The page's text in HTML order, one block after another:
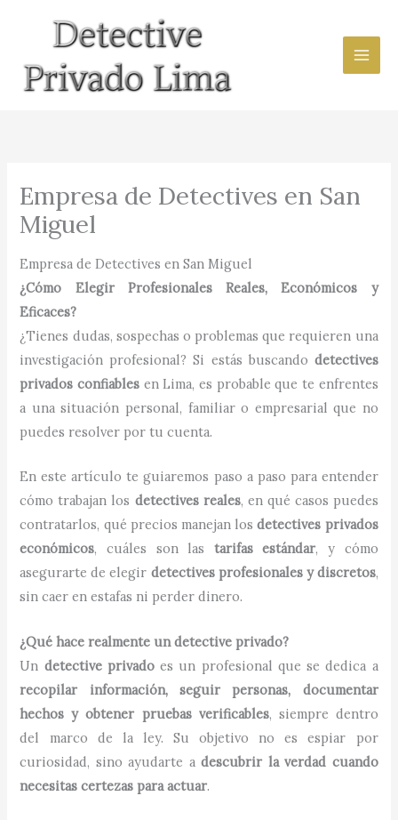
contenido
Empresa de Detectives en San
Miguel
Empresa de Detectives en San Miguel
¿Cómo Elegir Profesionales Reales, Económicos y
Eficaces?
¿Tienes dudas, sospechas o problemas que requieren una
investigación profesional? Si estás buscando detectives
privados confiables en Lima, es probable que te enfrentes
a una situación personal, familiar o empresarial que no
puedes resolver por tu cuenta.
En este artículo te guiaremos paso a paso para entender
cómo trabajan los detectives reales, en qué casos puedes
contratarlos, qué precios manejan losdetectives privados
económicos, cuáles son las tarifas estándar, y cómo
asegurarte de elegir detectives profesionales y discretos,
sin caer en estafas ni perder dinero.
¿Qué hace realmente un detective privado?
Un detective privadoes un profesional que se dedica a
recopilar información, seguir personas, documentar
hechos y obtener pruebas verificables, siempre dentro
del marco de la ley. Su objetivo no es espiar por
curiosidad, sino ayudarte adescubrir la verdad cuando
necesitas certezas para actuar.